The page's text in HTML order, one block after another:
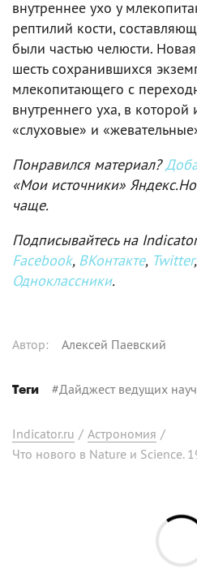
внутреннее ухо у
рептилий кости,
были частью челюсти.
шесть сохранившихся
млекопитающего с
внутреннего уха, в которой
«слуховые» и
Понравился материал?
«Мои источники»
чаще.
Подписывайтесь на
Facebook, ВКонтакте, Twitter,
Одноклассники.
Автор: Алексей Паевский
Теги #Дайджест ведущих
Indicator.ru / Астрономия /
Что нового в Nature и Science.